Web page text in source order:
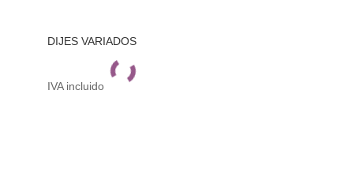
DIJES VARIADOS
IVA incluido